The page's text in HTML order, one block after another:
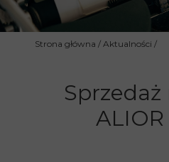
Strona główna / Aktualności /